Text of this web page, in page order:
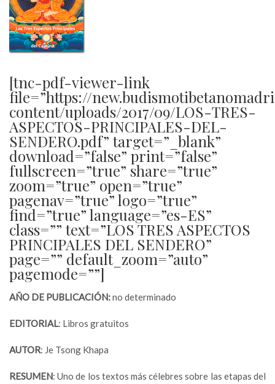
[tnc-pdf-viewer-link
file=”https://
content/uploads/2017/09/LOS-TRES-
ASPECTOS-PRINCIPALES-DEL-
SENDERO.pdf” target=”_blank”
download=”false” print=”false”
fullscreen=”true” share=”true”
zoom=”true” open=”true”
pagenav=”true” logo=”true”
find=”true” language=”es-ES”
class=”” text=”LOS TRES ASPECTOS
PRINCIPALES DEL SENDERO”
page=”” default_zoom=”auto”
pagemode=””]
AÑO DE PUBLICACIÓN:no determinado
EDITORIAL: Libros gratuitos
AUTOR: Je Tsong Khapa
RESUMEN: Uno de los textos más célebres sobre las etapas del